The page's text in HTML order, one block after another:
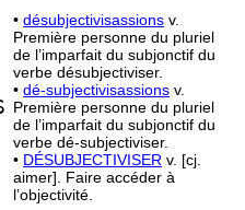
• désubjectivisassions v.
Première personne du pluriel
de l’imparfait du subjonctif du
verbe désubjectiviser.
• dé-subjectivisassions v.
Première personne du pluriel
de l’imparfait du subjonctif du
verbe dé-subjectiviser.
• DÉSUBJECTIVISER v. [cj.
aimer]. Faire accéder à
l’objectivité.